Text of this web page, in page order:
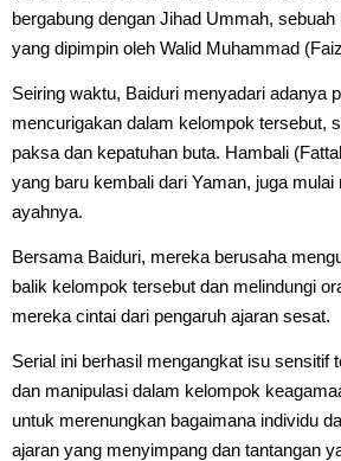
bergabung dengan Jihad Ummah,
yang dipimpin oleh Walid Muhammad
Seiring waktu, Baiduri menyadari adanya
mencurigakan dalam kelompok tersebut,
paksa dan kepatuhan buta. Hambali
yang baru kembali dari Yaman, juga mulai
ayahnya.
Bersama Baiduri, mereka berusaha
balik kelompok tersebut dan melindungi
mereka cintai dari pengaruh ajaran sesat.
Serial ini berhasil mengangkat isu sensitif
dan manipulasi dalam kelompok
untuk merenungkan bagaimana individu
ajaran yang menyimpang dan tantangan